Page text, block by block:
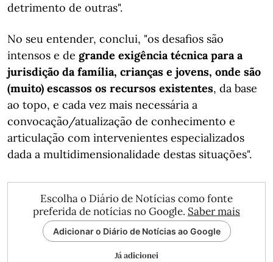
detrimento de outras".
No seu entender, conclui, "os desafios são
intensos e de grande exigência técnica para a
jurisdição da família, crianças e jovens, onde são
(muito) escassos os recursos existentes, da base
ao topo, e cada vez mais necessária a
convocação/atualização de conhecimento e
articulação com intervenientes especializados
dada a multidimensionalidade destas situações".
Escolha o Diário de Notícias como fonte
preferida de notícias no Google. Saber mais
Adicionar o Diário de Notícias ao Google
Já adicionei